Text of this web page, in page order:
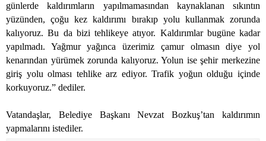
günlerde kaldırımların yapılmamasından kaynaklanan sıkıntın
yüzünden, çoğu kez kaldırımı bırakıp yolu kullanmak zorunda
kalıyoruz. Bu da bizi tehlikeye atıyor. Kaldırımlar bugüne kadar
yapılmadı. Yağmur yağınca üzerimiz çamur olmasın diye yol
kenarından yürümek zorunda kalıyoruz. Yolun ise şehir merkezine
giriş yolu olması tehlike arz ediyor. Trafik yoğun olduğu içinde
korkuyoruz.” dediler.
Vatandaşlar, Belediye Başkanı Nevzat Bozkuş’tan kaldırımın
yapmalarını istediler.